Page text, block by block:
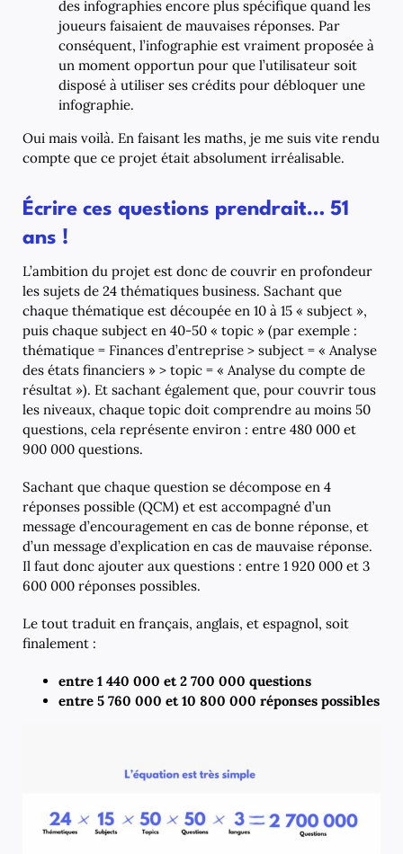
des infographies encore plus spécifique quand les
joueurs faisaient de mauvaises réponses. Par
conséquent, l’infographie est vraiment proposée à
un moment opportun pour que l’utilisateur soit
disposé à utiliser ses crédits pour débloquer une
infographie.
Oui mais voilà. En faisant les maths, je me suis vite rendu
compte que ce projet était absolument irréalisable.
Écrire ces questions prendrait… 51
ans !
L’ambition du projet est donc de couvrir en profondeur
les sujets de 24 thématiques business. Sachant que
chaque thématique est découpée en 10 à 15 « subject »,
puis chaque subject en 40-50 « topic » (par exemple :
thématique = Finances d’entreprise > subject = « Analyse
des états financiers » > topic = « Analyse du compte de
résultat »). Et sachant également que, pour couvrir tous
les niveaux, chaque topic doit comprendre au moins 50
questions, cela représente environ : entre 480 000 et
900 000 questions.
Sachant que chaque question se décompose en 4
réponses possible (QCM) et est accompagné d’un
message d’encouragement en cas de bonne réponse, et
d’un message d’explication en cas de mauvaise réponse.
Il faut donc ajouter aux questions : entre 1 920 000 et 3
600 000 réponses possibles.
Le tout traduit en français, anglais, et espagnol, soit
finalement :
entre 1 440 000 et 2 700 000 questions
entre 5 760 000 et 10 800 000 réponses possibles